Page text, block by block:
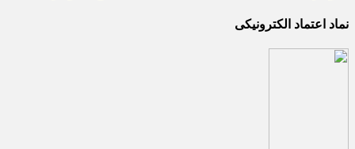
نماد اعتماد الکترونیکی